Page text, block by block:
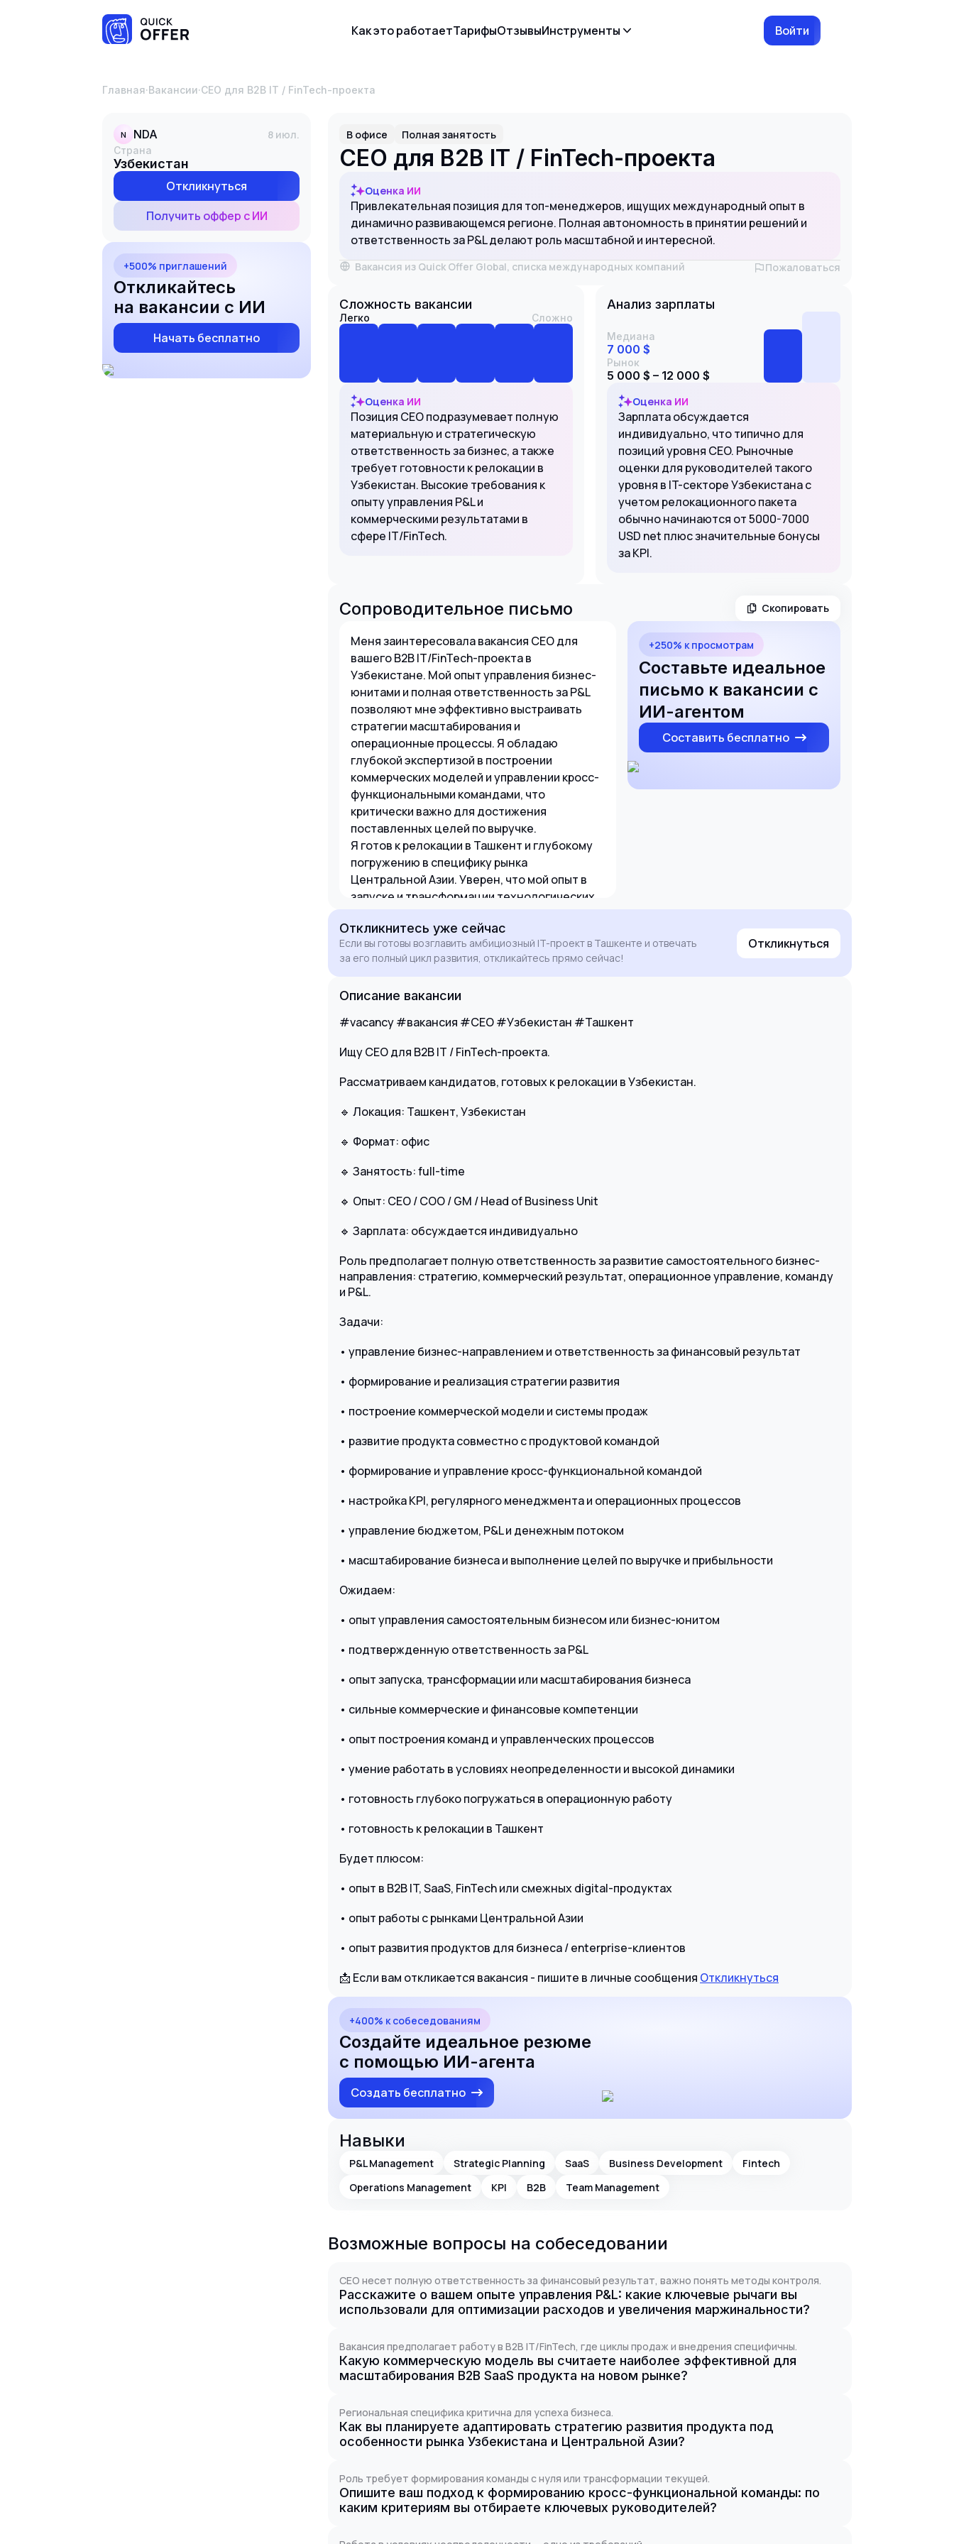
Как это работаетТарифыОтзывыИнструменты Войти
Главная·Вакансии· CEO для B2B IT / FinTech-проекта
N NDA 8 июл.
Страна
Узбекистан
Откликнуться
Получить оффер с ИИ
+500% приглашений
Откликайтесь
на вакансии с ИИ
Начать бесплатно
В офисе Полная занятость
CEO для B2B IT / FinTech-проекта
Оценка ИИ
Привлекательная позиция для топ-менеджеров, ищущих международный опыт в
динамично развивающемся регионе. Полная автономность в принятии решений и
ответственность за P&L делают роль масштабной и интересной.
Вакансия из Quick Offer Global, списка международных компаний Пожаловаться
Сложность вакансии
Легко Сложно
Оценка ИИ
Позиция CEO подразумевает полную
материальную и стратегическую
ответственность за бизнес, а также
требует готовности к релокации в
Узбекистан. Высокие требования к
опыту управления P&L и
коммерческими результатами в
сфере IT/FinTech.
Анализ зарплаты
Медиана
7 000 $
Рынок
5 000 $ – 12 000 $
Оценка ИИ
Зарплата обсуждается
индивидуально, что типично для
позиций уровня CEO. Рыночные
оценки для руководителей такого
уровня в IT-секторе Узбекистана с
учетом релокационного пакета
обычно начинаются от 5000-7000
USD net плюс значительные бонусы
за KPI.
Сопроводительное письмо Скопировать
Меня заинтересовала вакансия CEO для
вашего B2B IT/FinTech-проекта в
Узбекистане. Мой опыт управления бизнес-
юнитами и полная ответственность за P&L
позволяют мне эффективно выстраивать
стратегии масштабирования и
операционные процессы. Я обладаю
глубокой экспертизой в построении
коммерческих моделей и управлении кросс-
функциональными командами, что
критически важно для достижения
поставленных целей по выручке.
Я готов к релокации в Ташкент и глубокому
погружению в специфику рынка
Центральной Азии. Уверен, что мой опыт в
запуске и трансформации технологических
новый уровень прибыльности и занять
лидирующие позиции в регионе. Буду рад
обсудить детали стратегии и мои
+250% к просмотрам
Составьте идеальное
письмо к вакансии с
ИИ-агентом
Составить бесплатно
Откликнитесь уже сейчас
Если вы готовы возглавить амбициозный IT-проект в Ташкенте и отвечать
за его полный цикл развития, откликайтесь прямо сейчас!
Откликнуться
Описание вакансии
#vacancy #вакансия #CEO #Узбекистан #Ташкент
Ищу CEO для B2B IT / FinTech-проекта.
Рассматриваем кандидатов, готовых к релокации в Узбекистан.
🔹 Локация: Ташкент, Узбекистан
🔹 Формат: офис
🔹 Занятость: full-time
🔹 Опыт: CEO / COO / GM / Head of Business Unit
🔹 Зарплата: обсуждается индивидуально
Роль предполагает полную ответственность за развитие самостоятельного бизнес-
направления: стратегию, коммерческий результат, операционное управление, команду
и P&L.
Задачи:
• управление бизнес-направлением и ответственность за финансовый результат
• формирование и реализация стратегии развития
• построение коммерческой модели и системы продаж
• развитие продукта совместно с продуктовой командой
• формирование и управление кросс-функциональной командой
• настройка KPI, регулярного менеджмента и операционных процессов
• управление бюджетом, P&L и денежным потоком
• масштабирование бизнеса и выполнение целей по выручке и прибыльности
Ожидаем:
• опыт управления самостоятельным бизнесом или бизнес-юнитом
• подтвержденную ответственность за P&L
• опыт запуска, трансформации или масштабирования бизнеса
• сильные коммерческие и финансовые компетенции
• опыт построения команд и управленческих процессов
• умение работать в условиях неопределенности и высокой динамики
• готовность глубоко погружаться в операционную работу
• готовность к релокации в Ташкент
Будет плюсом:
• опыт в B2B IT, SaaS, FinTech или смежных digital-продуктах
• опыт работы с рынками Центральной Азии
• опыт развития продуктов для бизнеса / enterprise-клиентов
📩 Если вам откликается вакансия - пишите в личные сообщения Откликнуться
+400% к собеседованиям
Создайте идеальное резюме
с помощью ИИ-агента
Создать бесплатно
Навыки
P&L Management Strategic Planning SaaS Business Development
Fintech
Operations Management
KPI B2B Team Management
Возможные вопросы на собеседовании
CEO несет полную ответственность за финансовый результат, важно понять методы контроля.
Расскажите о вашем опыте управления P&L: какие ключевые рычаги вы
использовали для оптимизации расходов и увеличения маржинальности?
Вакансия предполагает работу в B2B IT/FinTech, где циклы продаж и внедрения специфичны.
Какую коммерческую модель вы считаете наиболее эффективной для
масштабирования B2B SaaS продукта на новом рынке?
Региональная специфика критична для успеха бизнеса.
Как вы планируете адаптировать стратегию развития продукта под
особенности рынка Узбекистана и Центральной Азии?
Роль требует формирования команды с нуля или трансформации текущей.
Опишите ваш подход к формированию кросс-функциональной команды: по
каким критериям вы отбираете ключевых руководителей?